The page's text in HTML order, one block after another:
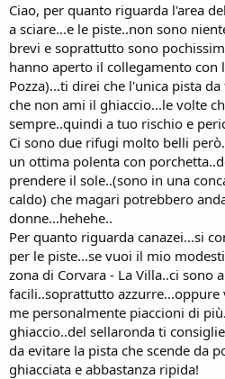
Ciao, per quanto riguarda l'area
a sciare...e le piste..non sono
brevi e soprattutto sono
hanno aperto il collegamento con
Pozza)...ti direi che l'unica pista
che non ami il ghiaccio...le volte
sempre..quindi a tuo rischio e
Ci sono due rifugi molto belli
un ottima polenta con
prendere il sole..(sono in una
caldo) che magari potrebbero
donne...hehehe..
Per quanto riguarda canazei...si
per le piste...se vuoi il mio
zona di Corvara - La Villa..ci sono
facili..soprattutto azzurre...oppure
me personalmente piaccioni di
ghiaccio..del sellaronda ti
da evitare la pista che scende da
ghiacciata e abbastanza ripida!